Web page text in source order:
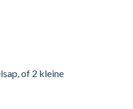
of 2 kleine